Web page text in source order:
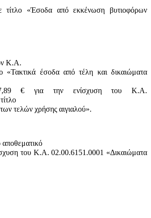
τίτλο «Έσοδα από εκκένωση βυτιοφόρων
Κ.Α.
«Τακτικά έσοδα από τέλη και δικαιώματα
€ για την ενίσχυση του Κ.Α.
τελών χρήσης αιγιαλού».
του Κ.Α. 02.00.6151.0001 «Δικαιώματα